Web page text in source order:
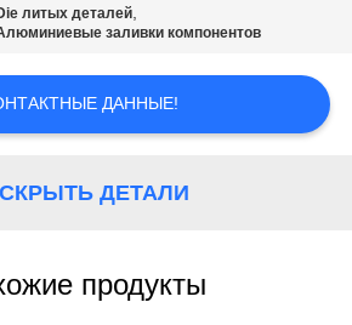
литых деталей,
заливки компонентов
ДАННЫЕ!
ДЕТАЛИ
продукты